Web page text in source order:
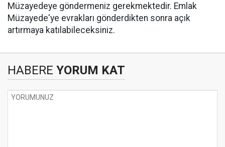
Müzayedeye göndermeniz gerekmektedir. Emlak
Müzayede'ye evrakları gönderdikten sonra açık
artırmaya katılabileceksiniz.
HABERE YORUM KAT